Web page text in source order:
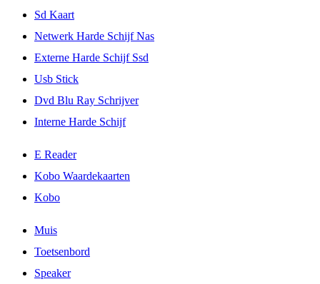
Sd Kaart
Netwerk Harde Schijf Nas
Externe Harde Schijf Ssd
Usb Stick
Dvd Blu Ray Schrijver
Interne Harde Schijf
E Reader
Kobo Waardekaarten
Kobo
Muis
Toetsenbord
Speaker